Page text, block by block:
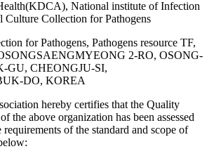
National institute of Infection
Culture Collection for Pathogens
for Pathogens, Pathogens resource TF,
2-RO, OSONG-
GU, CHEONGJU-SI,
DO, KOREA
hereby certifies that the Quality
the above organization has been assessed
of the standard and scope of